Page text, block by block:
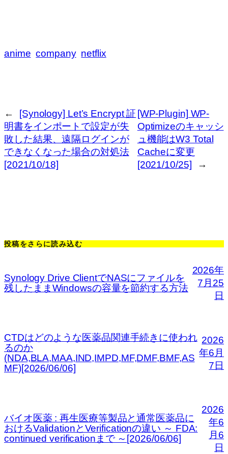
anime company netflix
←
[Synology] Let’s Encrypt 証
明書をインポートで設定が失
敗した結果、遠隔ログインが
できなくなった場合の対処法
[2021/10/18]
[WP-Plugin] WP-
Optimizeのキャッシ
ュ機能はW3 Total
Cacheに変更
[2021/10/25]
→
投稿をさらに読み込む
Synology Drive ClientでNASにファイルを
残したままWindowsの容量を節約する方法
2026年
7月25
日
CTDはどのような医薬品関連手続きに使われ
るのか
(NDA,BLA,MAA,IND,IMPD,MF,DMF,BMF,AS
MF)[2026/06/06]
2026
年6月
7日
バイオ医薬 : 再生医療等製品と通常医薬品に
おけるValidationとVerificationの違い ～ FDA:
continued verificationまで ～[2026/06/06]
2026
年6
月6
日